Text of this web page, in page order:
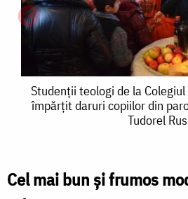
Studenții
teologi
Colegiul
Studenții teologi de la
împărțit daruri copiilor din
Tudorel
Cel mai bun şi frumos